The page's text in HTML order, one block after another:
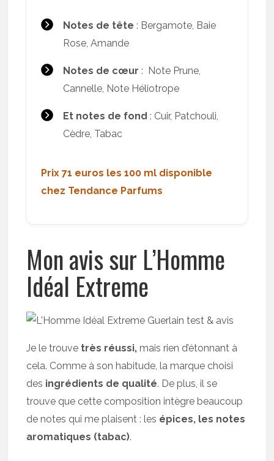
Notes de tête : Bergamote, Baie
Rose, Amande
Notes de cœur : Note Prune,
Cannelle, Note Héliotrope
Et notes de fond : Cuir, Patchouli,
Cèdre, Tabac
Prix 71 euros les 100 ml disponible
chez Tendance Parfums
Mon avis sur L’Homme
Idéal Extreme
Je le trouve très réussi, mais rien d’étonnant à
cela. Comme à son habitude, la marque choisi
des ingrédients de qualité. De plus, il se
trouve que cette composition intègre beaucoup
de notes qui me plaisent : les épices, les notes
aromatiques (tabac).